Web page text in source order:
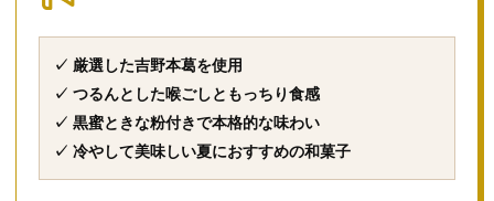
✓ 厳選した吉野本葛を使用
✓ つるんとした喉ごしともっちり食感
✓ 黒蜜ときな粉付きで本格的な味わい
✓ 冷やして美味しい夏におすすめの和菓子